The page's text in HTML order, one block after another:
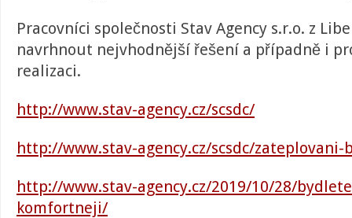
Pracovníci společnosti Stav Agency s.r.o. z
navrhnout nejvhodnější řešení a případně i
realizaci.
http://www.stav-agency.cz/scsdc/
http://www.stav-agency.cz/scsdc/zateplovani-
http://www.stav-agency.cz/2019/10/28/
komfortneji/